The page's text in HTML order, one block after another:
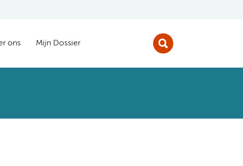
ons Mijn Dossier